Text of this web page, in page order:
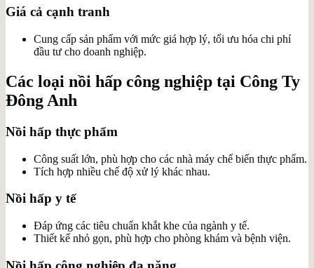
Giá cả cạnh tranh
Cung cấp sản phẩm với mức giá hợp lý, tối ưu hóa chi phí
đầu tư cho doanh nghiệp.
Các loại nồi hấp công nghiệp tại Công Ty
Đông Anh
Nồi hấp thực phẩm
Công suất lớn, phù hợp cho các nhà máy chế biến thực phẩm.
Tích hợp nhiều chế độ xử lý khác nhau.
Nồi hấp y tế
Đáp ứng các tiêu chuẩn khắt khe của ngành y tế.
Thiết kế nhỏ gọn, phù hợp cho phòng khám và bệnh viện.